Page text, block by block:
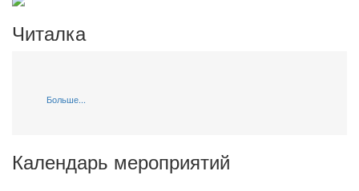
Читалка
Больше...
Календарь мероприятий